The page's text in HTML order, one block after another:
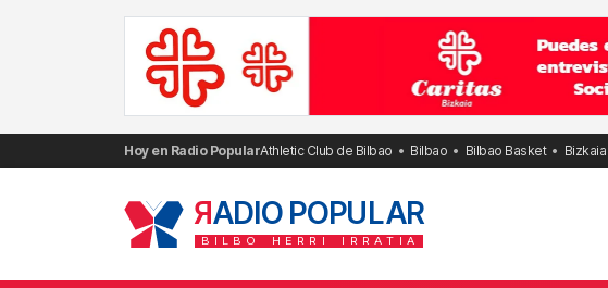
Hoy en Radio PopularAthletic Club de Bilbao Bilbao Bilbao Basket Bizkaia
RADIO POPULAR
BILBO HERRI IRRATIA